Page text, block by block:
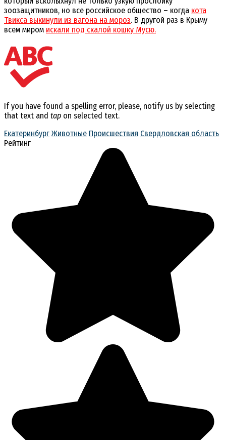
зоозащитников, но все российское общество – когда кота
Твикса выкинули из вагона на мороз. В другой раз в Крыму
всем миром искали под скалой кошку Мусю.
If you have found a spelling error, please, notify us by selecting
that text and tap on selected text.
Екатеринбург Животные Происшествия Свердловская область
Рейтинг